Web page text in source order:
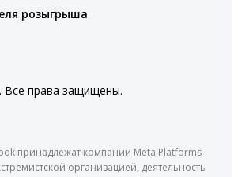
розыгрыша
Все права защищены.
принадлежат компании Meta Platforms
организацией, деятельность